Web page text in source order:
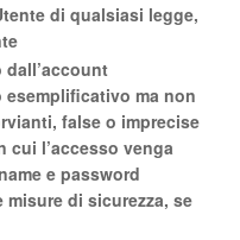
di qualsiasi legge,
esemplificativo ma non
false o imprecise
cui l’accesso venga
e password
misure di sicurezza, se